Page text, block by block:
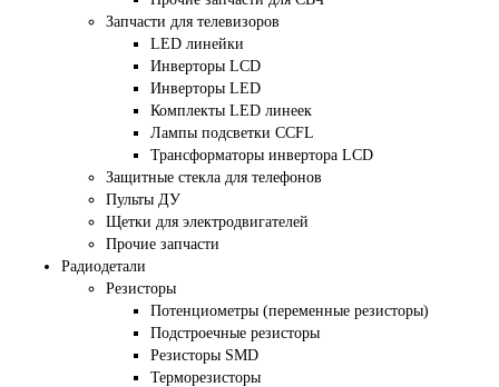
Запчасти для телевизоров
LED линейки
Инверторы LCD
Инверторы LED
Комплекты LED линеек
Лампы подсветки CCFL
Трансформаторы инвертора LCD
Защитные стекла для телефонов
Пульты ДУ
Щетки для электродвигателей
Прочие запчасти
Радиодетали
Резисторы
Потенциометры (переменные резисторы)
Подстроечные резисторы
Резисторы SMD
Терморезисторы